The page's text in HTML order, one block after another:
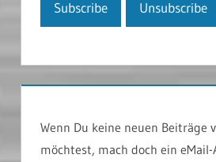
Wenn Du keine neuen Beiträge
möchtest, mach doch ein eMail-